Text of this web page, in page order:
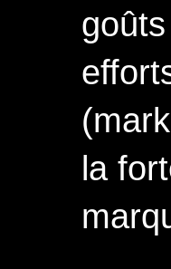
la